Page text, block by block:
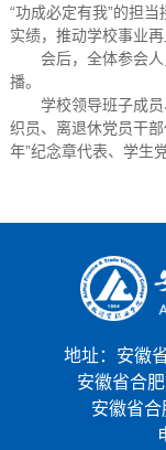
“功成必定有我”的担
实绩，推动学校事业再
会后，全体参会
播。
学校领导班子成
织员、离退休党员干
年”纪念章代表、学生
地址：安徽
安徽省合肥市
安徽省合肥